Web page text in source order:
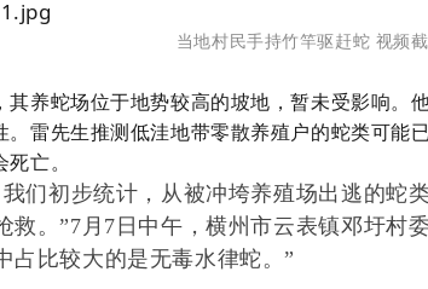
当地村民手持竹竿驱赶蛇 视频
其养蛇场位于地势较高的坡地，暂未受影响。
。雷先生推测低洼地带零散养殖户的蛇类可能
亡。
们初步统计，从被冲垮养殖场出逃的蛇
救。”7月7日中午，横州市云表镇邓圩村
占比较大的是无毒水律蛇。”